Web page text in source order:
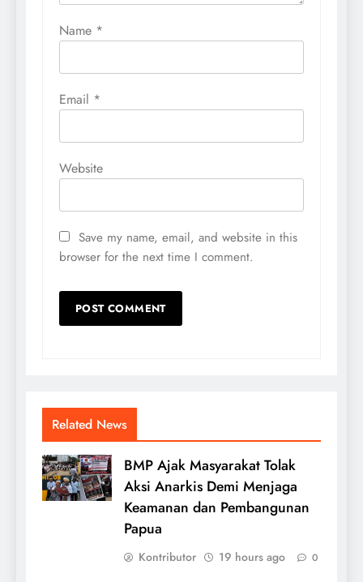
Name *
Email *
Website
Save my name, email, and website in this
browser for the next time I comment.
Related News
BMP Ajak Masyarakat Tolak
Aksi Anarkis Demi Menjaga
Keamanan dan Pembangunan
Papua
Kontributor 19 hours ago 0